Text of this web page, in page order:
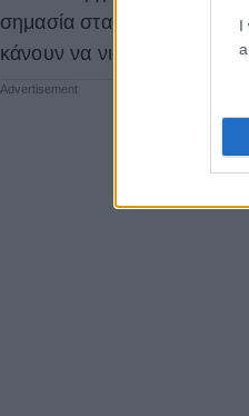
I
σημασία στα χρώματα πο
κάνουν να νιώθεις άνετα.